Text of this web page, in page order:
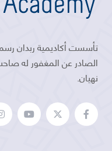
الصادر عن المغفور له
نهيان.